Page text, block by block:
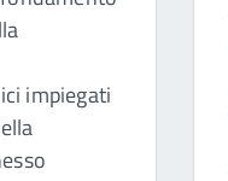
impiegati